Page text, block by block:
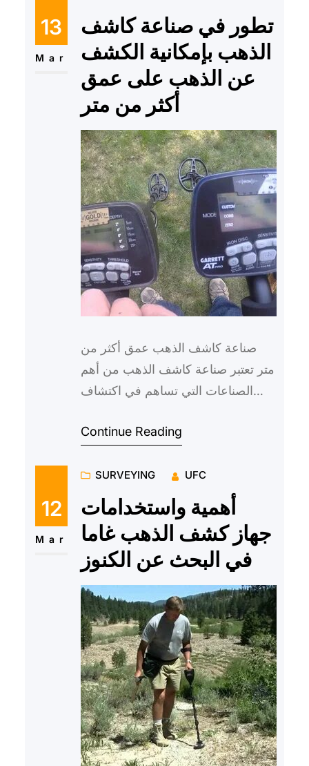
13
Mar
تطور في صناعة كاشف
الذهب بإمكانية الكشف
عن الذهب على عمق
أكثر من متر
صناعة كاشف الذهب عمق أكثر من
متر تعتبر صناعة كاشف الذهب من أهم
الصناعات التي تساهم في اكتشاف
Continue Reading
12
Mar
SURVEYING UFC
أهمية واستخدامات
جهاز كشف الذهب غاما
في البحث عن الكنوز